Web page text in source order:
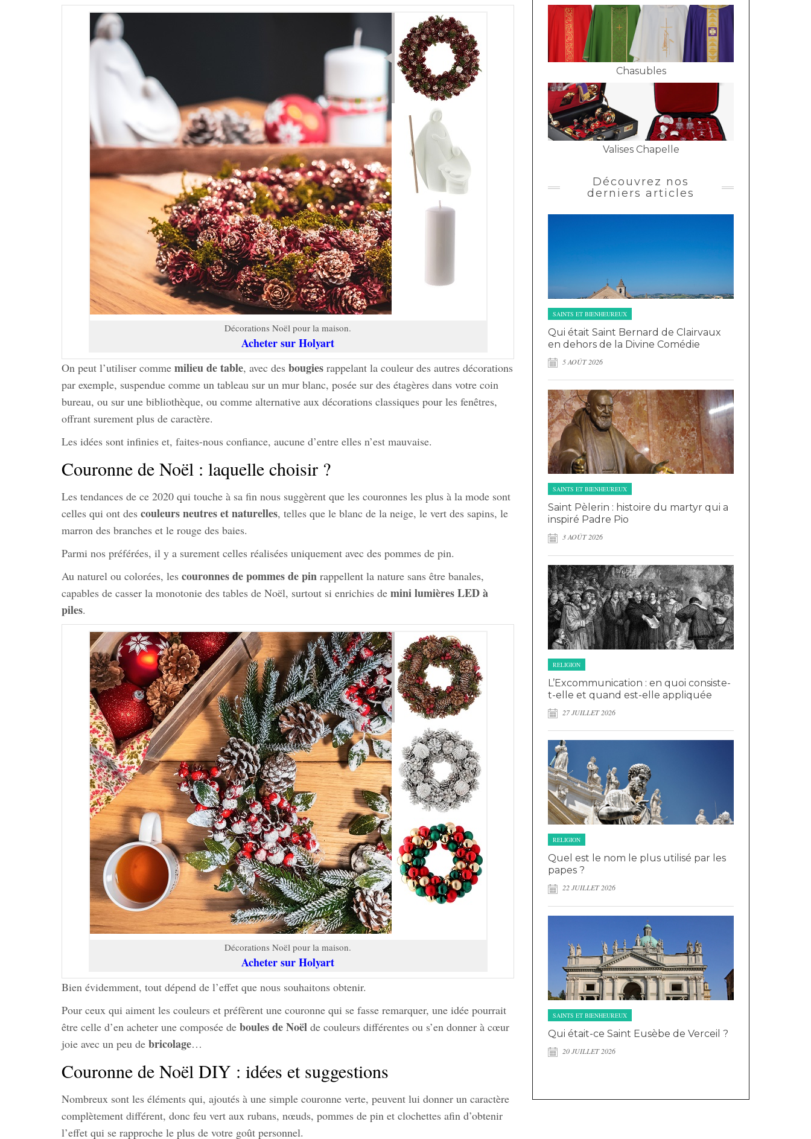
Décorations Noël pour la maison.
Acheter sur Holyart
On peut l’utiliser comme milieu de table, avec des bougies rappelant la couleur des autres décorations
par exemple, suspendue comme un tableau sur un mur blanc, posée sur des étagères dans votre coin
bureau, ou sur une bibliothèque, ou comme alternative aux décorations classiques pour les fenêtres,
offrant surement plus de caractère.
Les idées sont infinies et, faites-nous confiance, aucune d’entre elles n’est mauvaise.
Couronne de Noël : laquelle choisir ?
Les tendances de ce 2020 qui touche à sa fin nous suggèrent que les couronnes les plus à la mode sont
celles qui ont des couleurs neutres et naturelles, telles que le blanc de la neige, le vert des sapins, le
marron des branches et le rouge des baies.
Parmi nos préférées, il y a surement celles réalisées uniquement avec des pommes de pin.
Au naturel ou colorées, les couronnes de pommes de pin rappellent la nature sans être banales,
capables de casser la monotonie des tables de Noël, surtout si enrichies de mini lumières LED à
piles.
Décorations Noël pour la maison.
Acheter sur Holyart
Bien évidemment, tout dépend de l’effet que nous souhaitons obtenir.
Pour ceux qui aiment les couleurs et préfèrent une couronne qui se fasse remarquer, une idée pourrait
être celle d’en acheter une composée de boules de Noël de couleurs différentes ou s’en donner à cœur
joie avec un peu de bricolage…
Couronne de Noël DIY : idées et suggestions
Nombreux sont les éléments qui, ajoutés à une simple couronne verte, peuvent lui donner un caractère
complètement différent, donc feu vert aux rubans, nœuds, pommes de pin et clochettes afin d’obtenir
l’effet qui se rapproche le plus de votre goût personnel.
Chasubles
Valises Chapelle
Découvrez nos
derniers articles
SAINTS ET BIENHEUREUX
Qui était Saint Bernard de Clairvaux
en dehors de la Divine Comédie
5 AOÛT 2026
SAINTS ET BIENHEUREUX
Saint Pèlerin : histoire du martyr qui a
inspiré Padre Pio
3 AOÛT 2026
RELIGION
L’Excommunication : en quoi consiste-
t-elle et quand est-elle appliquée
27 JUILLET 2026
RELIGION
Quel est le nom le plus utilisé par les
papes ?
22 JUILLET 2026
SAINTS ET BIENHEUREUX
Qui était-ce Saint Eusèbe de Verceil ?
20 JUILLET 2026